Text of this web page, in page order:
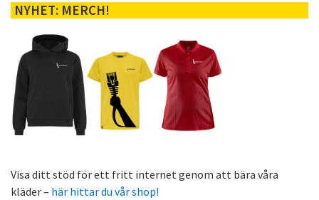
NYHET: MERCH!
Visa ditt stöd för ett fritt internet genom att bära våra
kläder – här hittar du vår shop!